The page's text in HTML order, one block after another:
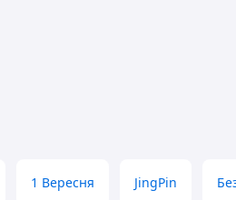
1 Вересня JingPin